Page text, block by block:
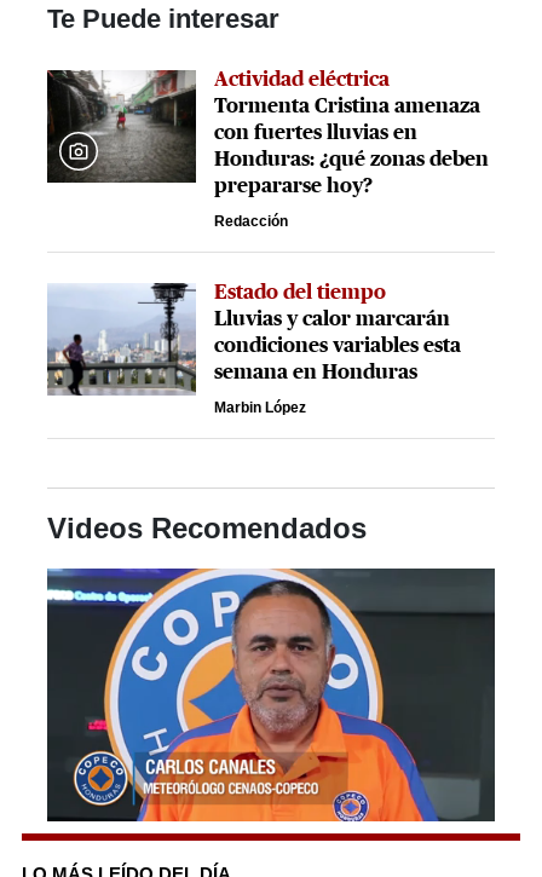
Te Puede interesar
Actividad eléctrica
Tormenta Cristina amenaza
con fuertes lluvias en
Honduras: ¿qué zonas deben
prepararse hoy?
Redacción
Estado del tiempo
Lluvias y calor marcarán
condiciones variables esta
semana en Honduras
Marbin López
Videos Recomendados
0
of